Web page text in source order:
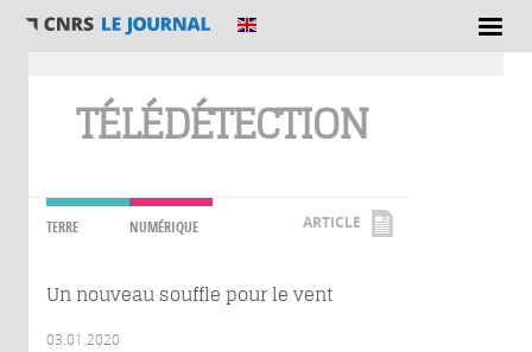
TÉLÉDÉTECTION
TERRE NUMÉRIQUE ARTICLE
Un nouveau souffle pour le vent
03.01.2020